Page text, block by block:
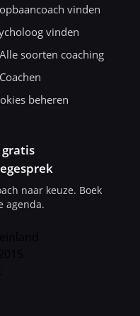
vinden
vinden
soorten coaching
beheren
gratis
naar keuze. Boek
agenda.